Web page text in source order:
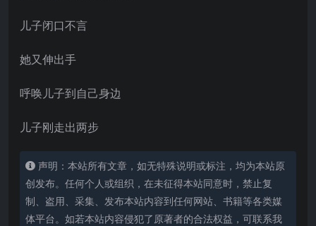
儿子闭口不言
她又伸出手
呼唤儿子到自己身边
儿子刚走出两步
声明：本站所有文章，如无特殊说明或标注，均为本站原
创发布。任何个人或组织，在未征得本站同意时，禁止复
制、盗用、采集、发布本站内容到任何网站、书籍等各类媒
体平台。如若本站内容侵犯了原著者的合法权益，可联系我